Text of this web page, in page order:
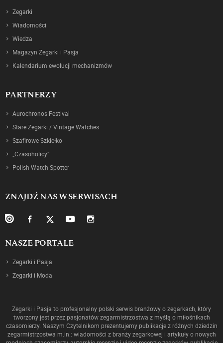
Zegarki
Wiadomości
Wiedza
Magazyn Zegarki i Pasja
Kalendarium ewolucji mechanizmów
PARTNERZY
Aurochronos Festival
Stare Zegarki / Vintage Watches
Szafirowe Szkiełko
„Czasoholicy”
Polish Watch Spotter
ZNAJDŹ NAS W SERWISACH
NASZE PORTALE
Zegarki i Pasja
Zegarki i Moda
Zegarki i Pasja to profesjonalny polski serwis branżowy o zegarkach, który
tworzony jest przez pasjonatów zegarmistrzostwa z myślą o miłośnikach
czasomierzy. Naszym Czytelnikom prezentujemy publikacje z różnych dziedzin
zegarmistrzostwa m.in.: wiadomości z branży zegarkowej i artykuły o nowych